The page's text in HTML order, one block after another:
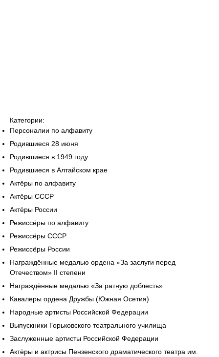
Категории:
Персоналии по алфавиту
Родившиеся 28 июня
Родившиеся в 1949 году
Родившиеся в Алтайском крае
Актёры по алфавиту
Актёры СССР
Актёры России
Режиссёры по алфавиту
Режиссёры СССР
Режиссёры России
Награждённые медалью ордена «За заслуги перед
Отечеством» II степени
Награждённые медалью «За ратную доблесть»
Кавалеры ордена Дружбы (Южная Осетия)
Народные артисты Российской Федерации
Выпускники Горьковского театрального училища
Заслуженные артисты Российской Федерации
Актёры и актрисы Пензенского драматического театра им.